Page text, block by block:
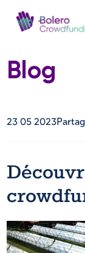
Blog
23 05 2023